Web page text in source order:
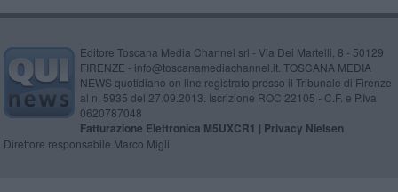
Editore Toscana Media Channel srl - Via Dei Martelli, 8 - 50129
FIRENZE - info@toscanamediachannel.it. TOSCANA MEDIA
NEWS quotidiano on line registrato presso il Tribunale di Firenze
al n. 5935 del 27.09.2013. Iscrizione ROC 22105 - C.F. e P.Iva
0620787048
Fatturazione Elettronica M5UXCR1 | Privacy Nielsen
Direttore responsabile Marco Migli